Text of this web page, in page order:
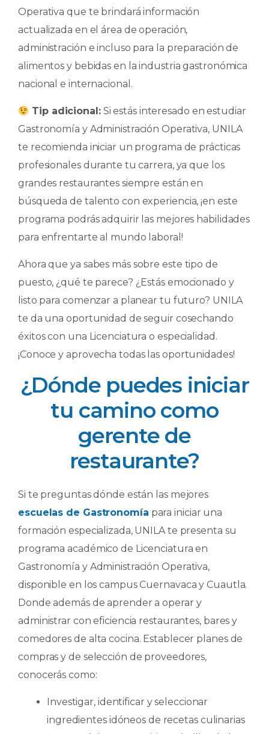
Operativa que te brindará información
actualizada en el área de operación,
administración e incluso para la preparación de
alimentos y bebidas en la industria gastronómica
nacional e internacional.
Tip adicional:Si estás interesado en estudiar
Gastronomía y Administración Operativa, UNILA
te recomienda iniciar un programa de prácticas
profesionales durante tu carrera, ya que los
grandes restaurantes siempre están en
búsqueda de talento con experiencia, ¡en este
programa podrás adquirir las mejores habilidades
para enfrentarte al mundo laboral!
Ahora que ya sabes más sobre este tipo de
puesto, ¿qué te parece? ¿Estás emocionado y
listo para comenzar a planear tu futuro? UNILA
te da una oportunidad de seguir cosechando
éxitos con una Licenciatura o especialidad.
¡Conoce y aprovecha todas las oportunidades!
¿Dónde puedes iniciar
tu camino como
gerente de
restaurante?
Si te preguntas dónde están las mejores
escuelas de Gastronomía para iniciar una
formación especializada, UNILA te presenta su
programa académico de Licenciatura en
Gastronomía y Administración Operativa,
disponible en los campus Cuernavaca y Cuautla.
Donde además de aprender a operar y
administrar con eficiencia restaurantes, bares y
comedores de alta cocina. Establecer planes de
compras y de selección de proveedores,
conocerás como:
Investigar, identificar y seleccionar
ingredientes idóneos de recetas culinarias